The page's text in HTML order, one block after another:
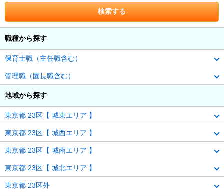
職種から探す
保育士職（主任職含む）
管理職（園長職含む）
地域から探す
東京都 23区【 城東エリア 】
東京都 23区【 城西エリア 】
東京都 23区【 城南エリア 】
東京都 23区【 城北エリア 】
東京都 23区外